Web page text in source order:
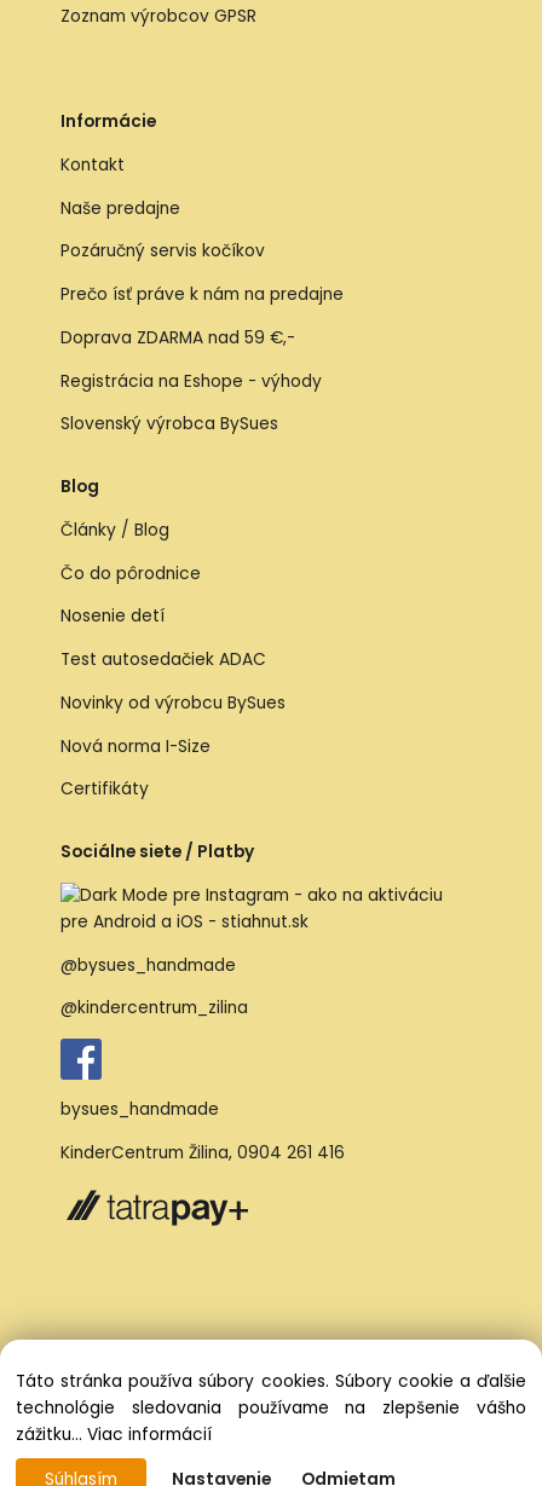
Zoznam výrobcov GPSR
Informácie
Kontakt
Naše predajne
Pozáručný servis kočíkov
Prečo ísť práve k nám na predajne
Doprava ZDARMA nad 59 €,-
Registrácia na Eshope - výhody
Slovenský výrobca BySues
Blog
Články / Blog
Čo do pôrodnice
Nosenie detí
Test autosedačiek ADAC
Novinky od výrobcu BySues
Nová norma I-Size
Certifikáty
Sociálne siete / Platby
@bysues_handmade
@kindercentrum_zilina
bysues_handmade
KinderCentrum Žilina, 0904 261 416
Táto stránka používa súbory cookies. Súbory cookie a ďalšie
technológie sledovania používame na zlepšenie vášho
zážitku... Viac informácií
Súhlasím
Nastavenie Odmietam